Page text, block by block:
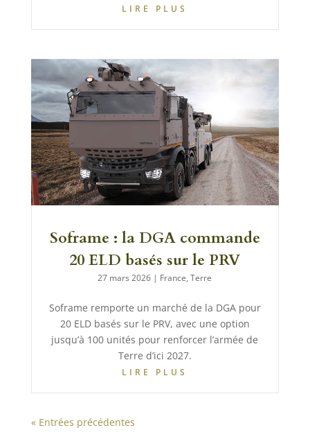
LIRE PLUS
Soframe : la DGA commande
20 ELD basés sur le PRV
27 mars 2026 | France,Terre
Soframe remporte un marché de la DGA pour
20 ELD basés sur le PRV, avec une option
jusqu’à 100 unités pour renforcer l’armée de
Terre d’ici 2027.
LIRE PLUS
« Entrées précédentes